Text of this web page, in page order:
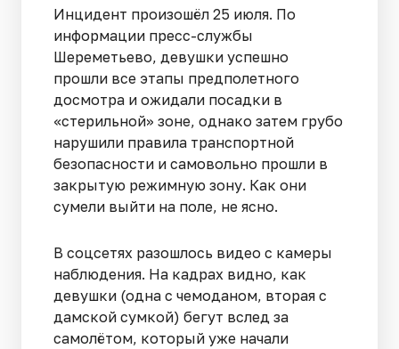
Инцидент произошёл 25 июля. По
информации пресс-службы
Шереметьево, девушки успешно
прошли все этапы предполетного
досмотра и ожидали посадки в
«стерильной» зоне, однако затем грубо
нарушили правила транспортной
безопасности и самовольно прошли в
закрытую режимную зону. Как они
сумели выйти на поле, не ясно.
В соцсетях разошлось видео с камеры
наблюдения. На кадрах видно, как
девушки (одна с чемоданом, вторая с
дамской сумкой) бегут вслед за
самолётом, который уже начали